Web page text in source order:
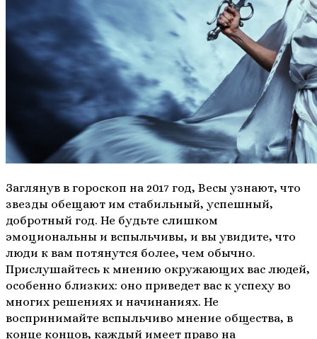
Заглянув в гороскоп на 2017 год, Весы узнают, что
звезды обещают им стабильный, успешный,
добротный год. Не будьте слишком
эмоциональны и вспыльчивы, и вы увидите, что
люди к вам потянутся более, чем обычно.
Прислушайтесь к мнению окружающих вас людей,
особенно близких: оно приведет вас к успеху во
многих решениях и начинаниях. Не
воспринимайте вспыльчиво мнение общества, в
конце концов, каждый имеет право на